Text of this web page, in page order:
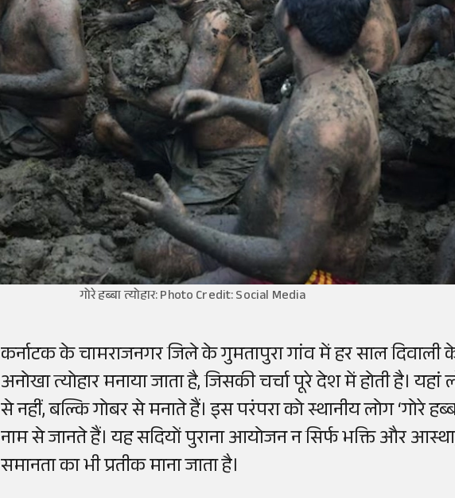
गोरे हब्बा त्योहार: Photo Credit: Social Media
कर्नाटक के चामराजनगर जिले के गुमतापुरा गांव में हर साल
अनोखा त्योहार मनाया जाता है, जिसकी चर्चा पूरे देश में होती है। यहां
से नहीं, बल्कि गोबर से मनाते हैं। इस परंपरा को स्थानीय लोग ‘गोरे
नाम से जानते हैं। यह सदियों पुराना आयोजन न सिर्फ भक्ति और
समानता का भी प्रतीक माना जाता है।